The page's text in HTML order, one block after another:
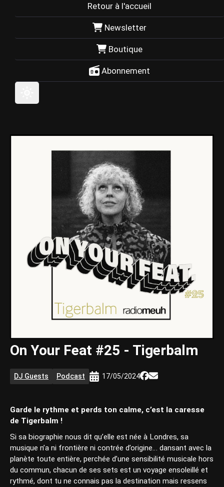
Retour à l'accueil
Newsletter
Boutique
Abonnement
On Your Feat #25 - Tigerbalm
DJ Guests Podcast 17/05/2024
Garde le rythme et perds ton calme, c’est la caresse
de Tigerbalm !
Si sa biographie nous dit qu’elle est née à Londres, sa
musique n’a ni frontière ni contrée d’origine… dansant avec la
planète toute entière, perchée d’une sensibilité musicale hors
du commun, chacun de ses sets est un voyage ensoleillé et
rythmé, dont tu ne connais pas la destination mais ressens